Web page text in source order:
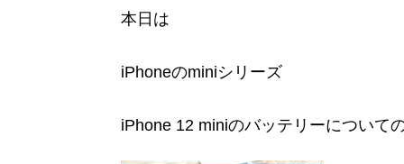
本日は
iPhoneのminiシリーズ
iPhone 12 miniのバッテリーについて